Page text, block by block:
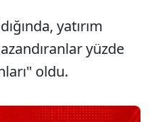
yatırım
yüzde
oldu.